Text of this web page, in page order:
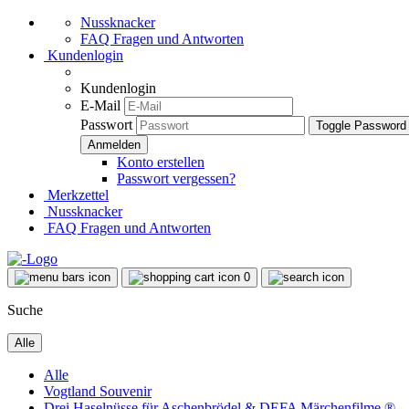
Nussknacker
FAQ Fragen und Antworten
Kundenlogin
Kundenlogin
E-Mail
Passwort
Toggle
Konto erstellen
Passwort vergessen?
Merkzettel
Nussknacker
FAQ Fragen und Antworten
0
Suche
Alle
Alle
Vogtland Souvenir